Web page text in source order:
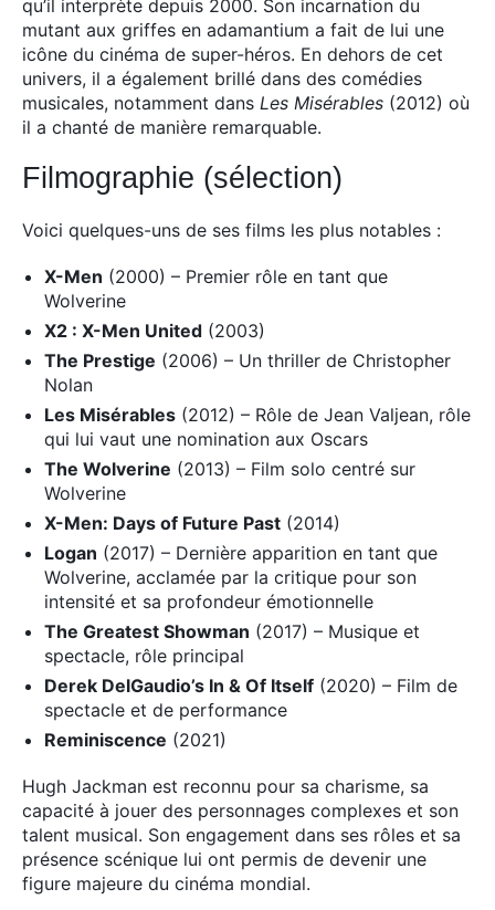
qu’il interprète depuis 2000. Son incarnation du
mutant aux griffes en adamantium a fait de lui une
icône du cinéma de super-héros. En dehors de cet
univers, il a également brillé dans des comédies
musicales, notamment dans Les Misérables (2012) où
il a chanté de manière remarquable.
Filmographie (sélection)
Voici quelques-uns de ses films les plus notables :
X-Men (2000) – Premier rôle en tant que
Wolverine
X2 : X-Men United (2003)
The Prestige (2006) – Un thriller de Christopher
Nolan
Les Misérables (2012) – Rôle de Jean Valjean, rôle
qui lui vaut une nomination aux Oscars
The Wolverine (2013) – Film solo centré sur
Wolverine
X-Men: Days of Future Past (2014)
Logan (2017) – Dernière apparition en tant que
Wolverine, acclamée par la critique pour son
intensité et sa profondeur émotionnelle
The Greatest Showman (2017) – Musique et
spectacle, rôle principal
Derek DelGaudio’s In & Of Itself (2020) – Film de
spectacle et de performance
Reminiscence (2021)
Hugh Jackman est reconnu pour sa charisme, sa
capacité à jouer des personnages complexes et son
talent musical. Son engagement dans ses rôles et sa
présence scénique lui ont permis de devenir une
figure majeure du cinéma mondial.